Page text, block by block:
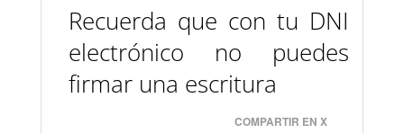
Recuerda que con tu DNI
electrónico no puedes
firmar una escritura
COMPARTIR EN X